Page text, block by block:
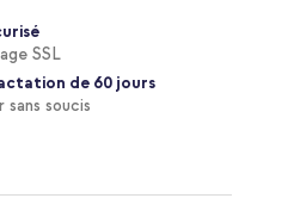
SSL
de 60 jours
sans soucis